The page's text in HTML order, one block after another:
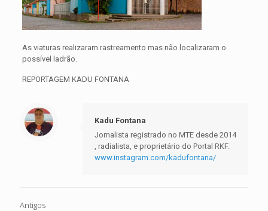
As viaturas realizaram rastreamento mas não localizaram o
possível ladrão.
REPORTAGEM KADU FONTANA
Kadu Fontana
Jornalista registrado no MTE desde 2014
, radialista, e proprietário do Portal RKF.
www.instagram.com/kadufontana/
Antigos